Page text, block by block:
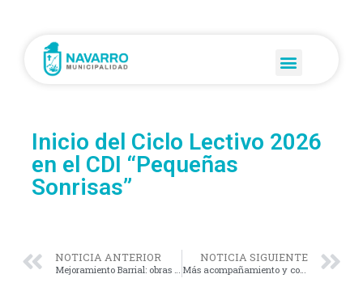
Inicio del Ciclo Lectivo 2026
en el CDI “Pequeñas
Sonrisas”
NOTICIA ANTERIOR
Mejoramiento Barrial: obras que mejoran la vida en Barrio Los Carros
NOTICIA SIGUIENTE
Más acompañamiento y contención: continúan y se amplían los grupos de ayuda mutua